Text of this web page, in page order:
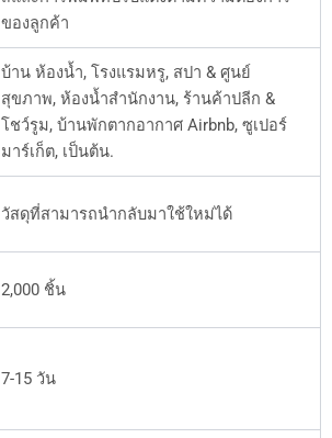
ของลูกค้า
บ้าน ห้องน้ำ, โรงแรมหรู, สปา & ศูนย์
สุขภาพ, ห้องน้ำสำนักงาน, ร้านค้าปลีก &
โชว์รูม, บ้านพักตากอากาศ Airbnb, ซูเปอร์
มาร์เก็ต, เป็นต้น.
วัสดุที่สามารถนำกลับมาใช้ใหม่ได้
2,000 ชิ้น
7-15 วัน